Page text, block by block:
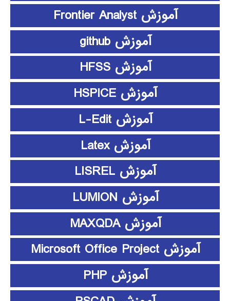
آموزش Frontier Analyst
آموزش github
آموزش HFSS
آموزش HSPICE
آموزش L-Edit
آموزش Latex
آموزش LISREL
آموزش LUMION
آموزش MAXQDA
آموزش Microsoft Office Project
آموزش PHP